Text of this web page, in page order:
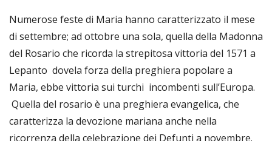
Numerose feste di Maria hanno caratterizzato il mese
di settembre; ad ottobre una sola, quella della Madonna
del Rosario che ricorda la strepitosa vittoria del 1571 a
Lepanto dovela forza della preghiera popolare a
Maria, ebbe vittoria sui turchi incombenti sull’Europa.
Quella del rosario è una preghiera evangelica, che
caratterizza la devozione mariana anche nella
ricorrenza della celebrazione dei Defunti a novembre.